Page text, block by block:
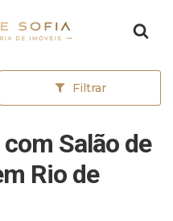
Filtrar
Salão de
Rio de